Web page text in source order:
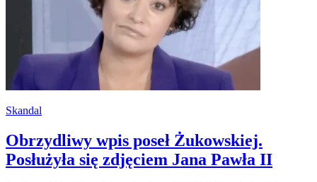
Skandal
Obrzydliwy wpis poseł Żukowskiej.
Posłużyła się zdjęciem Jana Pawła II